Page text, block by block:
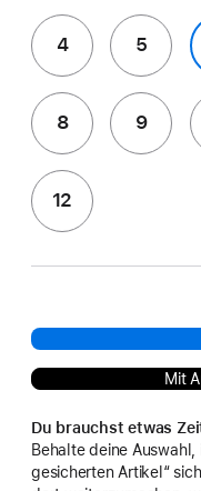
4 5
8 9
12
Mit
Du brauchst etwas
Behalte deine Auswahl,
gesicherten Artikel“